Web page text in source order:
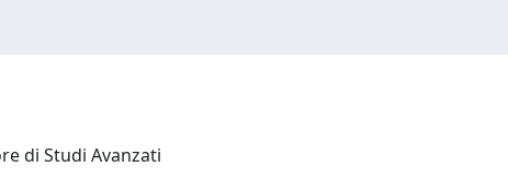
di Studi Avanzati